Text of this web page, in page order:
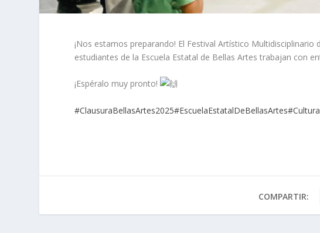
¡Nos estamos preparando! El Festival Artístico
estudiantes de la Escuela Estatal de Bellas Artes trabajan con
¡Espéralo muy pronto!
#ClausuraBellasArtes2025#EscuelaEstatalDeBellasArtes
COMPARTIR: